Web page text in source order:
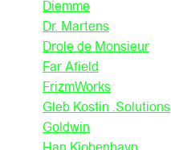
Diemme
Dr. Martens
Drole de Monsieur
Far Afield
FrizmWorks
Gleb Kostin .Solutions
Goldwin